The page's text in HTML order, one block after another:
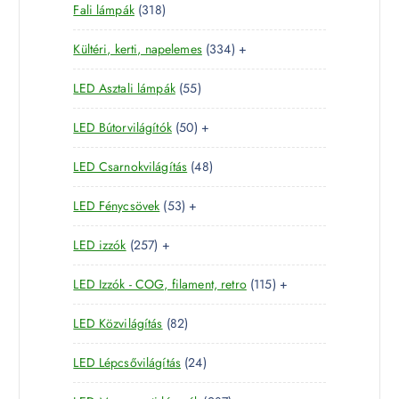
é
k
m
é
k
e
r
m
é
k
Fali lámpák 3183
1
8
t
e
r
m
é
k
Kültéri, kerti, napelemes 3343
3
t
r
é
+
LED Asztali lámpák 555
5
t
e
r
m
k
LED Bútorvilágítók 505
0
t
e
r
m
k
+
LED Csarnokvilágítás 484
8
e
m
é
k
LED Fénycsövek 535
3
e
r
m
é
k
+
LED izzók 2572
5
7
t
e
r
m
é
+
LED Izzók - COG, filament, retro 1151
1
t
r
+
LED Közvilágítás 828
2
t
e
LED Lépcsővilágítás 242
4